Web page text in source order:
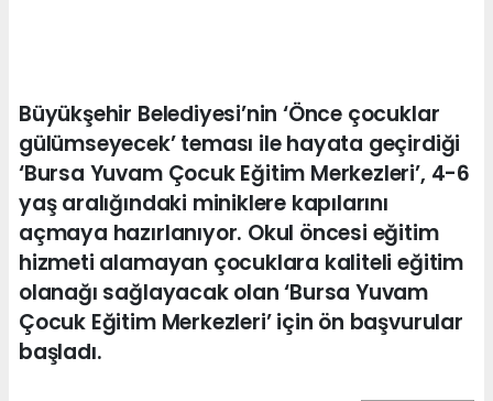
Büyükşehir Belediyesi’nin ‘Önce çocuklar
gülümseyecek’ teması ile hayata geçirdiği
‘Bursa Yuvam Çocuk Eğitim Merkezleri’, 4-6
yaş aralığındaki miniklere kapılarını
açmaya hazırlanıyor. Okul öncesi eğitim
hizmeti alamayan çocuklara kaliteli eğitim
olanağı sağlayacak olan ‘Bursa Yuvam
Çocuk Eğitim Merkezleri’ için ön başvurular
başladı.